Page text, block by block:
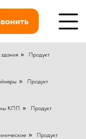
» Продукт
» Продукт
КПП » Продукт
» Продукт